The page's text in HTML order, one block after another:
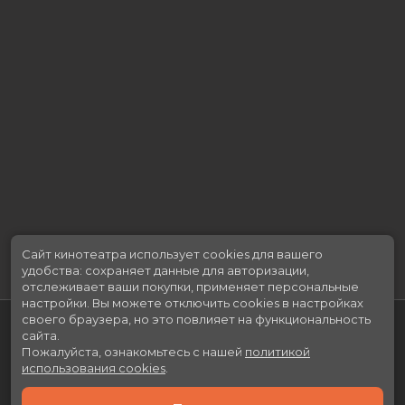
Сайт кинотеатра использует cookies для вашего
удобства: сохраняет данные для авторизации,
отслеживает ваши покупки, применяет персональные
настройки. Вы можете отключить cookies в настройках
своего браузера, но это повлияет на функциональность
сайта.
Пожалуйста, ознакомьтесь с нашей политикой
использования cookies